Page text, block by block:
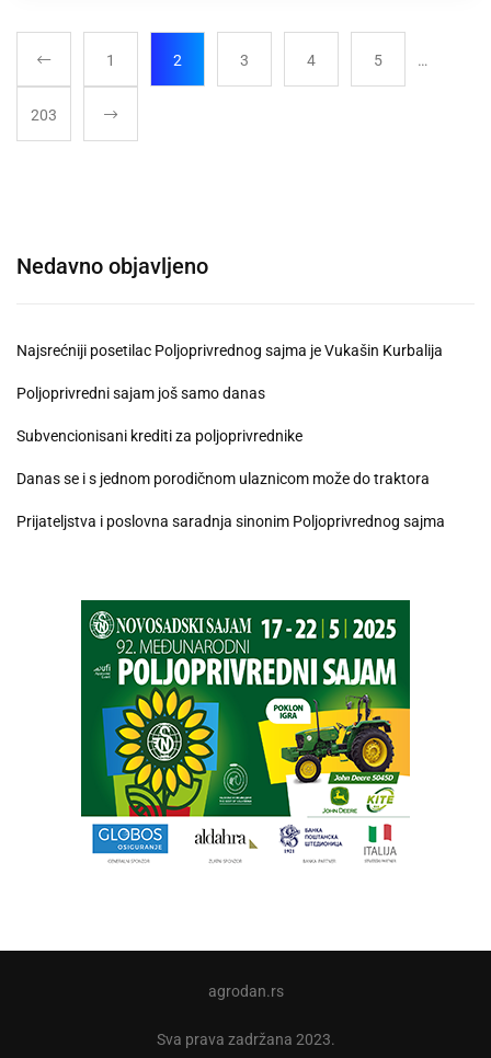
1 2 3 4 5 …
203
Nedavno objavljeno
Najsrećniji posetilac Poljoprivrednog sajma je Vukašin Kurbalija
Poljoprivredni sajam još samo danas
Subvencionisani krediti za poljoprivrednike
Danas se i s jednom porodičnom ulaznicom može do traktora
Prijateljstva i poslovna saradnja sinonim Poljoprivrednog sajma
agrodan.rs
Sva prava zadržana 2023.